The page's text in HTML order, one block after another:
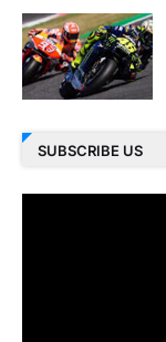
SUBSCRIBE US